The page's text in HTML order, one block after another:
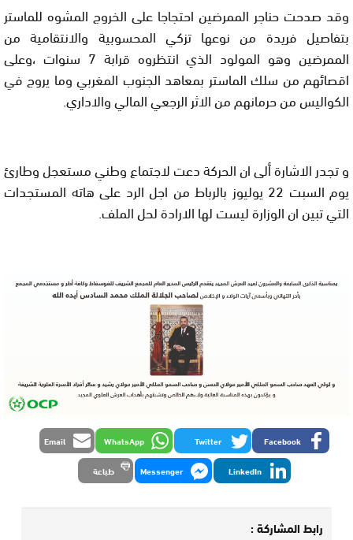
وقد صدحت حناجر الممرضين احتجاجا على الخروج المشوه للماستر
بتفاصيل فريدة من نوعها تزكي المحسوبية والانتقامية من
الممرضين وهو المولود الذي انتظروه قرابة 7 سنوات ،وعلى
اقصائهم من سلك الماستر بمعاهد الجنوب المغربي وما يروج في
الكواليس من حرمانهم من الاثر الرجعي المالي والاداري.
و تجدر الاشارة ألى ان الحركة دعت لاجتماع وطني مستعجل وطارئ
يوم السبت 22 يوليوز بالرباط من اجل الرد على هاته المستجدات
التي تبين ان الوزارة ليست لها الارادة لحل الملف.
Facebook
Twitter
WhatsApp
Email
LinkedIn
Messenger طباعة
رابط المشاركة :